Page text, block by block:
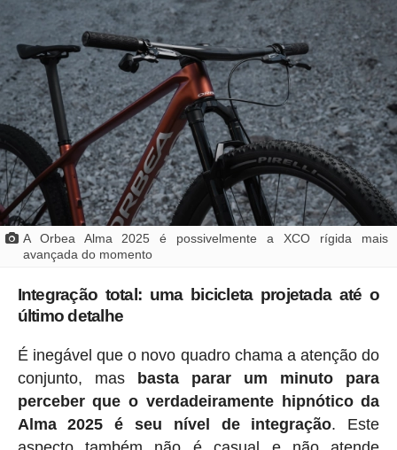
A Orbea Alma 2025 é possivelmente a XCO rígida mais
avançada do momento
Integração total: uma bicicleta projetada até o
último detalhe
É inegável que o novo quadro chama a atenção do
conjunto, mas basta parar um minuto para
perceber que o verdadeiramente hipnótico da
Alma 2025 é seu nível de integração. Este